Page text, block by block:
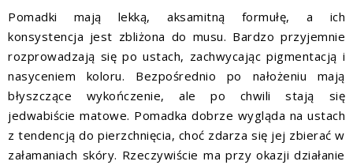
Pomadki mają lekką, aksamitną formułę, a ich
konsystencja jest zbliżona do musu. Bardzo przyjemnie
rozprowadzają się po ustach, zachwycając pigmentacją i
nasyceniem koloru. Bezpośrednio po nałożeniu mają
błyszczące wykończenie, ale po chwili stają się
jedwabiście matowe. Pomadka dobrze wygląda na ustach
z tendencją do pierzchnięcia, choć zdarza się jej zbierać w
załamaniach skóry. Rzeczywiście ma przy okazji działanie